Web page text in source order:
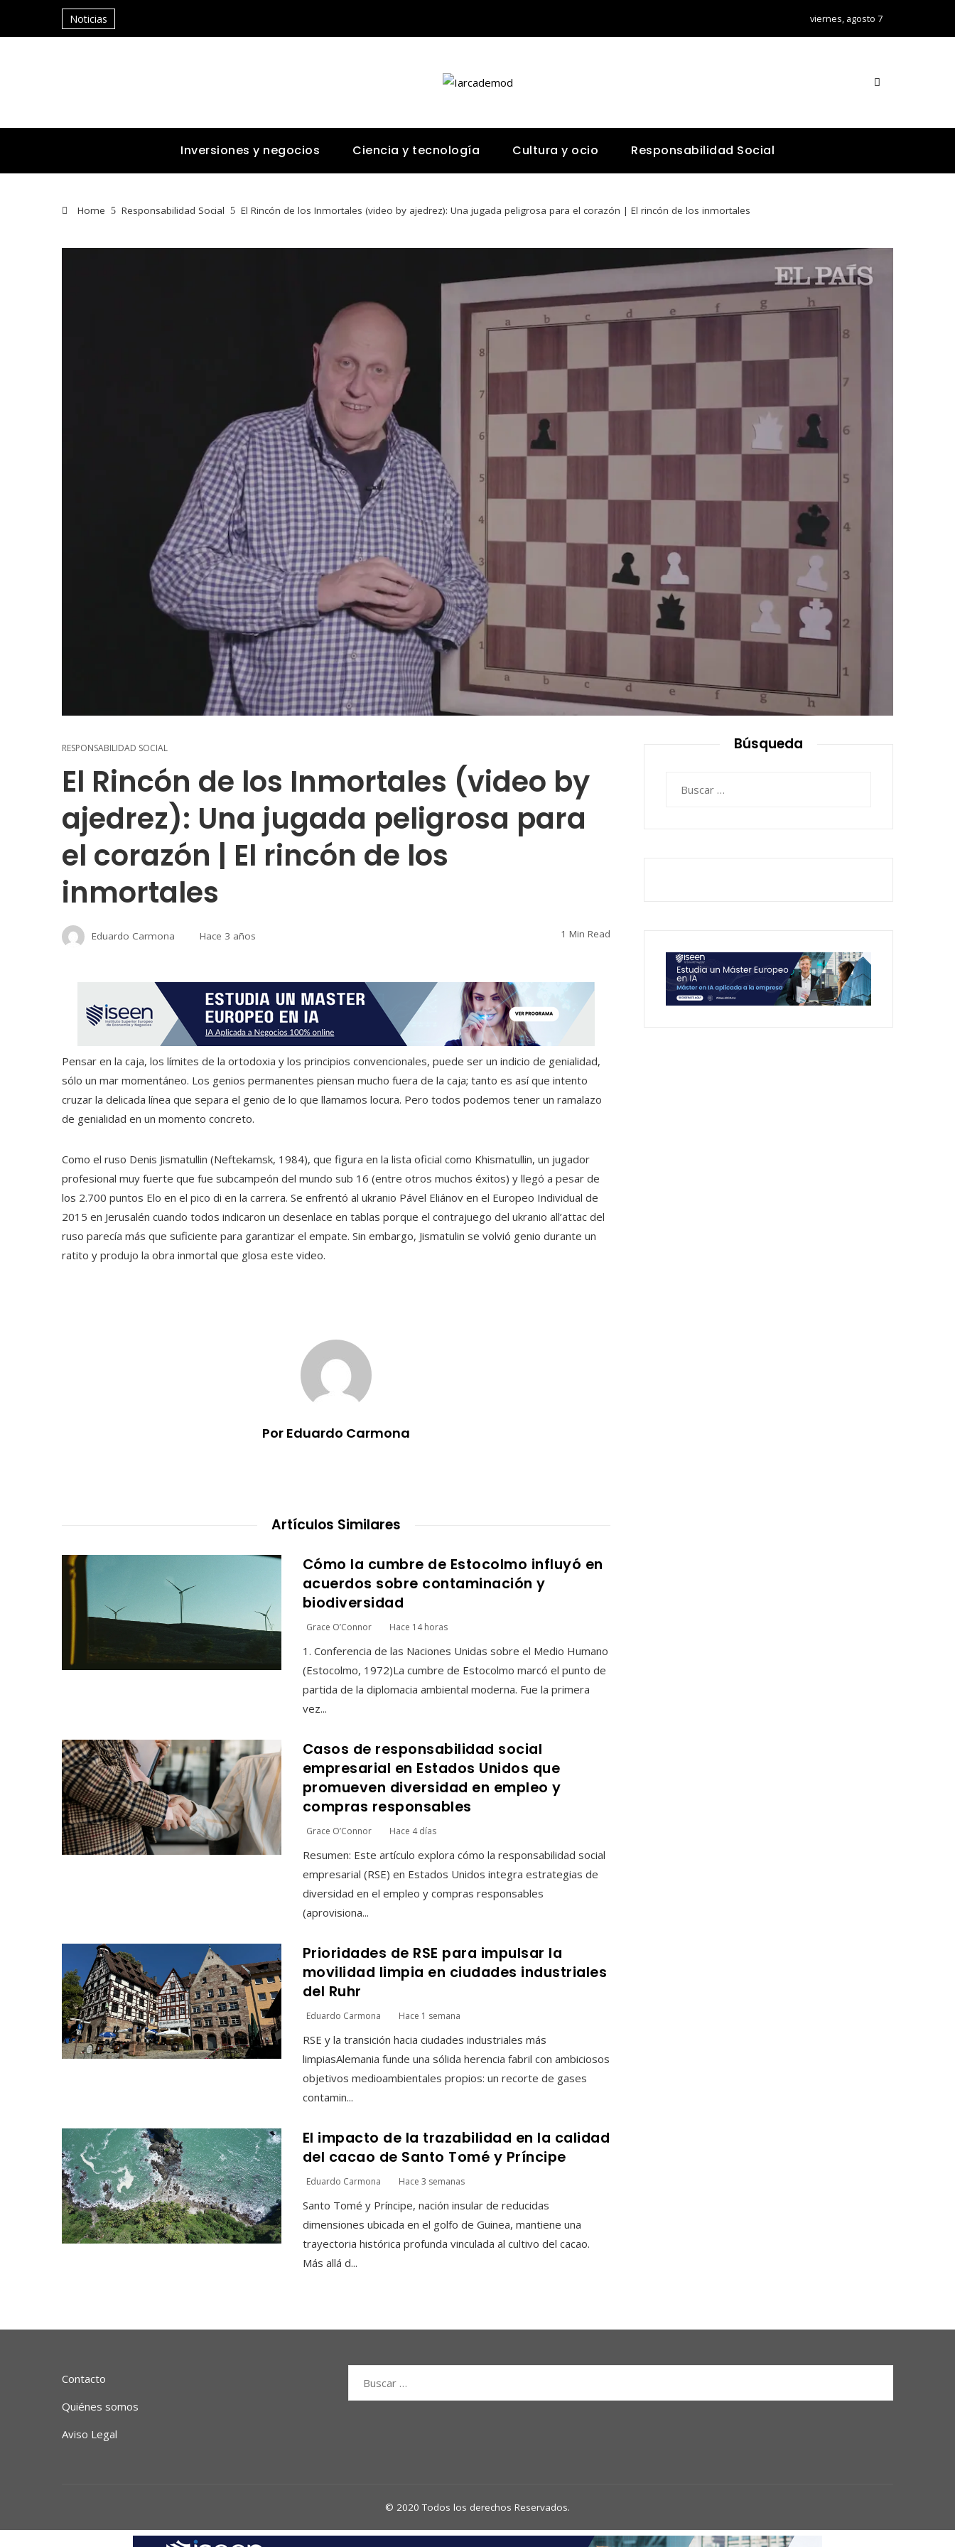
Noticias viernes, agosto 7
Inversiones y negocios Ciencia y tecnología Cultura y ocio Responsabilidad Social
Home Responsabilidad Social El Rincón de los Inmortales (video by ajedrez): Una jugada peligrosa para el corazón | El rincón de los inmortales
RESPONSABILIDAD SOCIAL
El Rincón de los Inmortales (video by
ajedrez): Una jugada peligrosa para
el corazón | El rincón de los
inmortales
Eduardo Carmona Hace 3 años 1 Min Read
Pensar en la caja, los límites de la ortodoxia y los principios convencionales, puede ser un indicio de genialidad,
sólo un mar momentáneo. Los genios permanentes piensan mucho fuera de la caja; tanto es así que intento
cruzar la delicada línea que separa el genio de lo que llamamos locura. Pero todos podemos tener un ramalazo
de genialidad en un momento concreto.
Como el ruso Denis Jismatullin (Neftekamsk, 1984), que figura en la lista oficial como Khismatullin, un jugador
profesional muy fuerte que fue subcampeón del mundo sub 16 (entre otros muchos éxitos) y llegó a pesar de
los 2.700 puntos Elo en el pico di en la carrera. Se enfrentó al ukranio Pável Eliánov en el Europeo Individual de
2015 en Jerusalén cuando todos indicaron un desenlace en tablas porque el contrajuego del ukranio all’attac del
ruso parecía más que suficiente para garantizar el empate. Sin embargo, Jismatulin se volvió genio durante un
ratito y produjo la obra inmortal que glosa este video.
Por Eduardo Carmona
Artículos Similares
Cómo la cumbre de Estocolmo influyó en
acuerdos sobre contaminación y
biodiversidad
Grace O’Connor Hace 14 horas
1. Conferencia de las Naciones Unidas sobre el Medio Humano
(Estocolmo, 1972)La cumbre de Estocolmo marcó el punto de
partida de la diplomacia ambiental moderna. Fue la primera
vez...
Casos de responsabilidad social
empresarial en Estados Unidos que
promueven diversidad en empleo y
compras responsables
Grace O’Connor Hace 4 días
Resumen: Este artículo explora cómo la responsabilidad social
empresarial (RSE) en Estados Unidos integra estrategias de
diversidad en el empleo y compras responsables
(aprovisiona...
Prioridades de RSE para impulsar la
movilidad limpia en ciudades industriales
del Ruhr
Eduardo Carmona Hace 1 semana
RSE y la transición hacia ciudades industriales más
limpiasAlemania funde una sólida herencia fabril con ambiciosos
objetivos medioambientales propios: un recorte de gases
contamin...
El impacto de la trazabilidad en la calidad
del cacao de Santo Tomé y Príncipe
Eduardo Carmona Hace 3 semanas
Santo Tomé y Príncipe, nación insular de reducidas
dimensiones ubicada en el golfo de Guinea, mantiene una
trayectoria histórica profunda vinculada al cultivo del cacao.
Más allá d...
Búsqueda
Contacto
Quiénes somos
Aviso Legal
© 2020 Todos los derechos Reservados.